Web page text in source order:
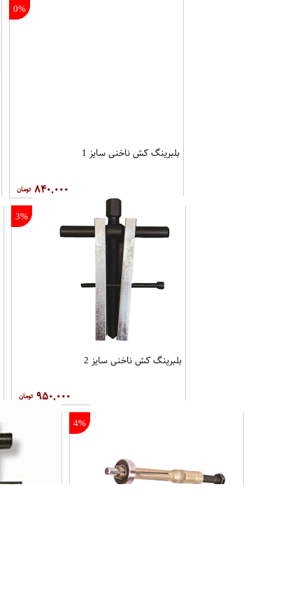
0%
بلبرینگ کش ناخنی سایز 1
۸۴۰,۰۰۰
3%
بلبرینگ کش ناخنی سایز 2
۹۵۰,۰۰۰
4%